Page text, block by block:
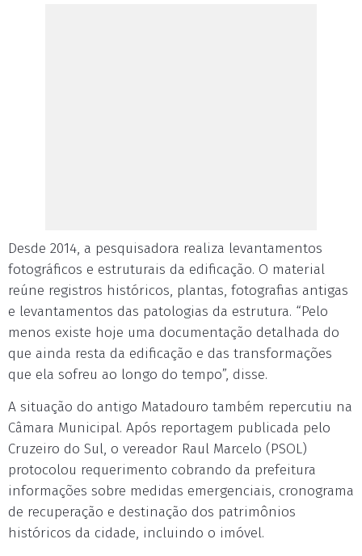
Desde 2014, a pesquisadora realiza levantamentos
fotográficos e estruturais da edificação. O material
reúne registros históricos, plantas, fotografias antigas
e levantamentos das patologias da estrutura. “Pelo
menos existe hoje uma documentação detalhada do
que ainda resta da edificação e das transformações
que ela sofreu ao longo do tempo”, disse.
A situação do antigo Matadouro também repercutiu na
Câmara Municipal. Após reportagem publicada pelo
Cruzeiro do Sul, o vereador Raul Marcelo (PSOL)
protocolou requerimento cobrando da prefeitura
informações sobre medidas emergenciais, cronograma
de recuperação e destinação dos patrimônios
históricos da cidade, incluindo o imóvel.